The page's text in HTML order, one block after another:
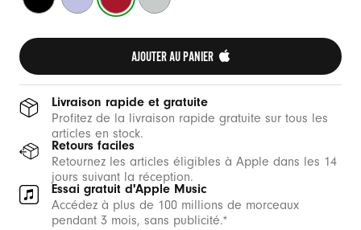
mat
polairetransparent
orage
AJOUTER AU PANIER
Livraison rapide et gratuite
Profitez de la livraison rapide gratuite sur tous les
articles en stock.
Retours faciles
Retournez les articles éligibles à Apple dans les 14
jours suivant la réception.
Essai gratuit d'Apple Music
Accédez à plus de 100 millions de morceaux
pendant 3 mois, sans publicité.*